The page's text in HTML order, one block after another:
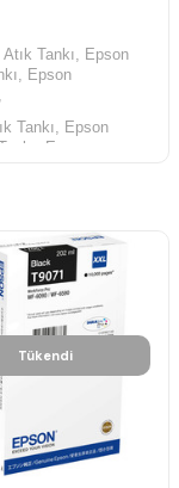
Tankı, Epson
Epson
Tankı, Epson
Epson
Tankı,
Tankı,
Epson
Epson
Tankı,
Epson
Tankı,
Epson
Epson WorkForce
Tükendi